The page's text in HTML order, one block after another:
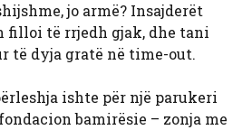
jo armë? Insajderët
filloi të rrjedh gjak, dhe tani
të dyja gratë në time-out.
ishte për një parukeri
bamirësie – zonja me